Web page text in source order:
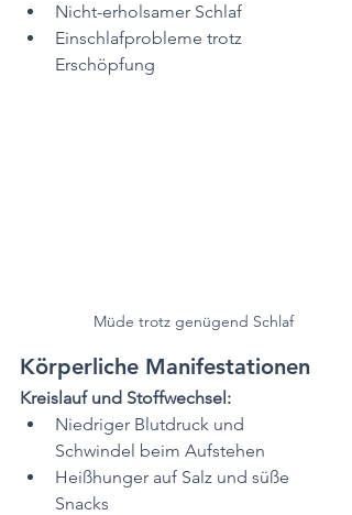
Nicht-erholsamer Schlaf
Einschlafprobleme trotz
Erschöpfung
Müde trotz genügend Schlaf
Körperliche Manifestationen
Kreislauf und Stoffwechsel:
Niedriger Blutdruck und
Schwindel beim Aufstehen
Heißhunger auf Salz und süße
Snacks